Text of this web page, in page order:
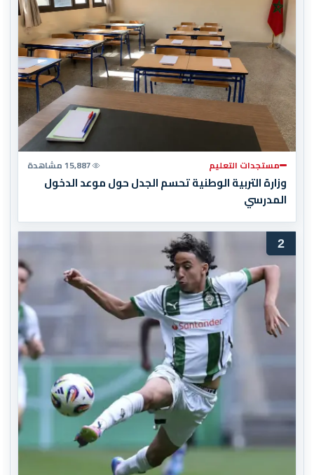
مستجدات التعليم 15,887 مشاهدة
وزارة التربية الوطنية تحسم الجدل حول موعد الدخول
المدرسي
2